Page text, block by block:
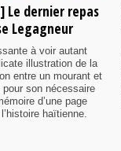
Le dernier repas
Legagneur
à voir autant
illustration de la
entre un mourant et
son nécessaire
d’une page
haïtienne.